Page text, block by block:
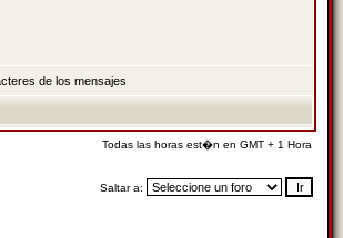
de los mensajes
Todas las horas est�n en GMT + 1 Hora
Saltar a: